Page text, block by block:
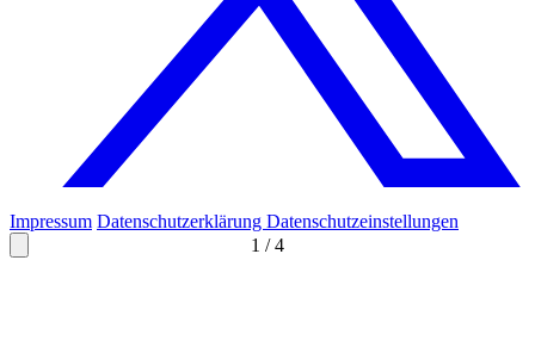
1 /4
Impressum Datenschutzerklärung Datenschutzeinstellungen